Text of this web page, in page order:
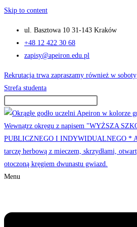
Skip to content
ul. Basztowa 10 31-143 Kraków
+48 12 422 30 68
zapisy@apeiron.edu.pl
Rekrutacja trwa zapraszamy również w soboty
Strefa studenta
Menu